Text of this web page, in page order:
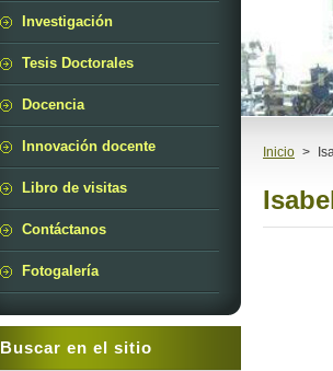
Inicio >
Investigación
Tesis Doctorales
Docencia
Innovación docente
Libro de visitas
Contáctanos
Fotogalería
Buscar en el sitio